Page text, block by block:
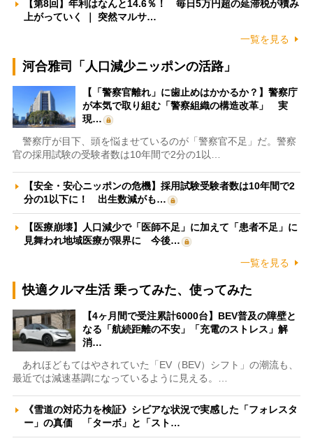
【第8回】年利はなんと14.6％！ 毎日5万円超の延滞税が積み
上がっていく ｜ 突然マルサ…
一覧を見る
河合雅司「人口減少ニッポンの活路」
【「警察官離れ」に歯止めはかかるか？】警察庁
が本気で取り組む「警察組織の構造改革」 実
現…
警察庁が目下、頭を悩ませているのが「警察官不足」だ。警察
官の採用試験の受験者数は10年間で2分の1以…
【安全・安心ニッポンの危機】採用試験受験者数は10年間で2
分の1以下に！ 出生数減がも…
【医療崩壊】人口減少で「医師不足」に加えて「患者不足」に
見舞われ地域医療が限界に 今後…
一覧を見る
快適クルマ生活 乗ってみた、使ってみた
【4ヶ月間で受注累計6000台】BEV普及の障壁と
なる「航続距離の不安」「充電のストレス」解
消…
あれほどもてはやされていた「EV（BEV）シフト」の潮流も、
最近では減速基調になっているように見える。…
《雪道の対応力を検証》シビアな状況で実感した「フォレスタ
ー」の真価 「ターボ」と「スト…